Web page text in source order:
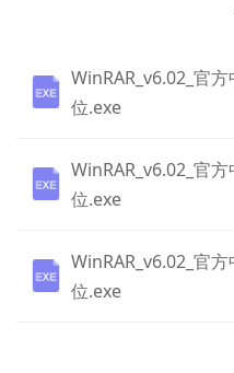
WinRAR_v6.02_官
位.exe
WinRAR_v6.02_官
位.exe
WinRAR_v6.02_官
位.exe